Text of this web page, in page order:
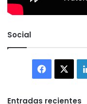
Social
Facebook
Entradas recientes